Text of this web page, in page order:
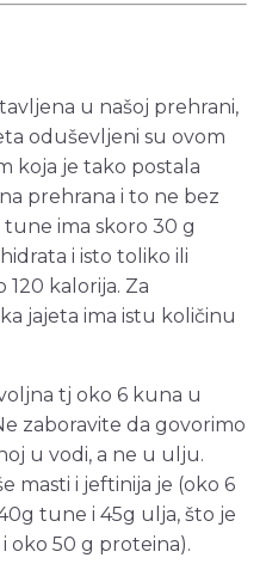
u našoj prehrani,
oduševljeni su ovom
koja je tako postala
prehrana i to ne bez
tune ima skoro 30 g
i isto toliko ili
kalorija. Za
jajeta ima istu količinu
tj oko 6 kuna u
zaboravite da govorimo
u vodi, a ne u ulju.
masti i jeftinija je (oko 6
tune i 45g ulja, što je
oko 50 g proteina).